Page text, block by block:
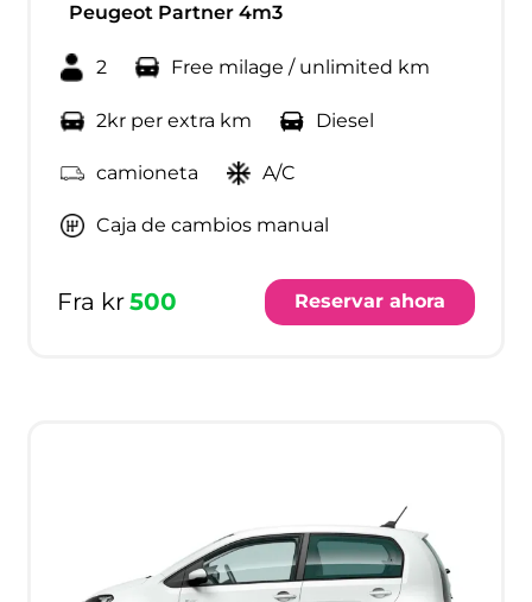
Peugeot Partner 4m3
2 Free milage / unlimited km
2kr per extra km Diesel
camioneta A/C
Caja de cambios manual
Fra kr500 Reservar ahora